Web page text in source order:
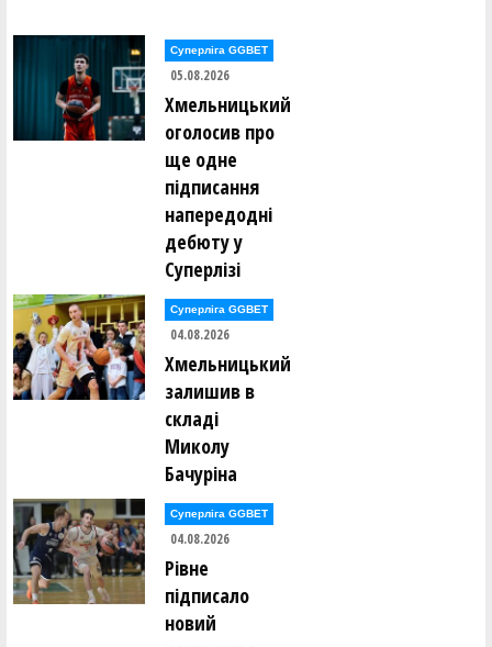
Сергій Дусь ()
Володимир Євпак ()
Сергій Євстрат'єв ()
Леонід Євстратьєв ()
Антоніна Єгорова ()
Олександр Єрьоменко ()
Владислав Закіров ()
Олександр Закревський ()
Валерій Залевський ()
Нікіта Захарченко ()
Сергій Защук ()
Леонід Зелінський ()
Антон Іванинa ()
Костянтин Іванов ()
Олександр Іванов ()
Олександр Іванов ()
Денис Івахнін ()
Ігор Іващенко ()
Суперліга GGBET
05.08.2026
Хмельницький
оголосив про
ще одне
підписання
напередодні
дебюту у
Суперлізі
Суперліга GGBET
04.08.2026
Хмельницький
залишив в
складі
Миколу
Бачуріна
Суперліга GGBET
04.08.2026
Рівне
підписало
новий